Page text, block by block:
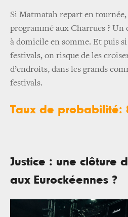
Si Matmatah repart en
programmé aux Charrues ? Un
à domicile en somme. Et puis
festivals, on risque de les
d’endroits, dans les grands
festivals.
Taux de probabilité:
Justice : une clôture
aux Eurockéennes ?